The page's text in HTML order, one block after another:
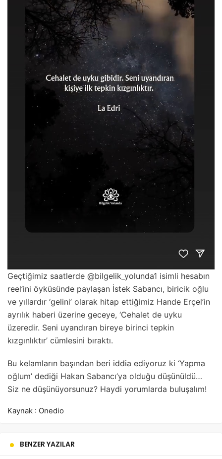
Geçtiğimiz saatlerde @bilgelik_yolunda1 isimli hesabın
reel’ini öyküsünde paylaşan İstek Sabancı, biricik oğlu
ve yıllardır ‘gelini’ olarak hitap ettiğimiz Hande Erçel’in
ayrılık haberi üzerine geceye, ‘Cehalet de uyku
üzeredir. Seni uyandıran bireye birinci tepkin
kızgınlıktır’ cümlesini bıraktı.
Bu kelamların başından beri iddia ediyoruz ki ‘Yapma
oğlum’ dediği Hakan Sabancı’ya olduğu düşünüldü…
Siz ne düşünüyorsunuz? Haydi yorumlarda buluşalım!
Kaynak : Onedio
BENZER YAZILAR